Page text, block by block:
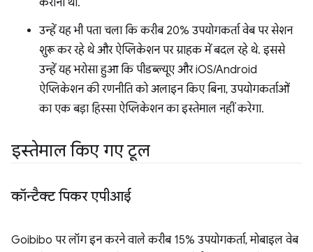
कराना था.
उन्हें यह भी पता चला कि करीब 20% उपयोगकर्ता वेब पर सेशन
शुरू कर रहे थे और ऐप्लिकेशन पर ग्राहक में बदल रहे थे. इससे
उन्हें यह भरोसा हुआ कि पीडब्ल्यूए और iOS/Android
ऐप्लिकेशन की रणनीति को अलाइन किए बिना, उपयोगकर्ताओं
का एक बड़ा हिस्सा ऐप्लिकेशन का इस्तेमाल नहीं करेगा.
इस्तेमाल किए गए टूल
कॉन्टैक्ट पिकर एपीआई
Goibibo पर लॉग इन करने वाले करीब 15% उपयोगकर्ता, मोबाइल वेब